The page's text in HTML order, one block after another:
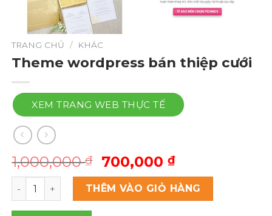
TRANG CHỦ / KHÁC
Theme wordpress bán thiệp cưới
XEM TRANG WEB THỰC TẾ
1,000,000₫
Giá
gốc
là:
1,000,000 ₫.
700,000 ₫Giá
hiện
tại
là:
Theme wordpress bán thiệp cưới số lượng
THÊM VÀO GIỎ HÀNG